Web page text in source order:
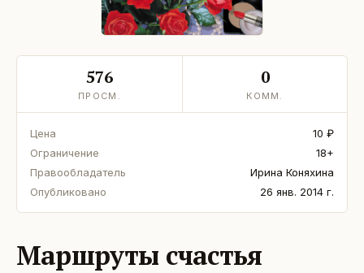
576
ПРОСМ.
0
КОММ.
Цена
10 ₽
Ограничение
18+
Правообладатель
Ирина Коняхина
Опубликовано
26 янв. 2014 г.
Маршруты счастья